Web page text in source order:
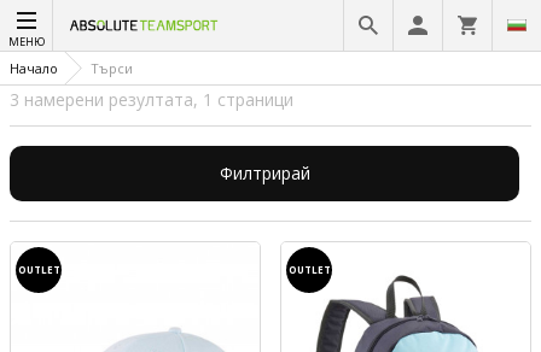
МЕНЮ
Начало Търси
3 намерени резултата, 1 страници
Филтрирай
OUTLET OUTLET